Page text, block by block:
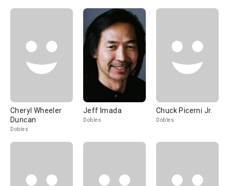
Cheryl Wheeler
Duncan
Dobles
Jeff Imada
Dobles
Chuck Picerni Jr.
Dobles